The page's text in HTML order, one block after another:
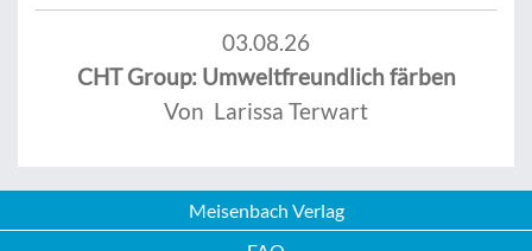
03.08.26
CHT Group: Umweltfreundlich färben
Von Larissa Terwart
Meisenbach Verlag